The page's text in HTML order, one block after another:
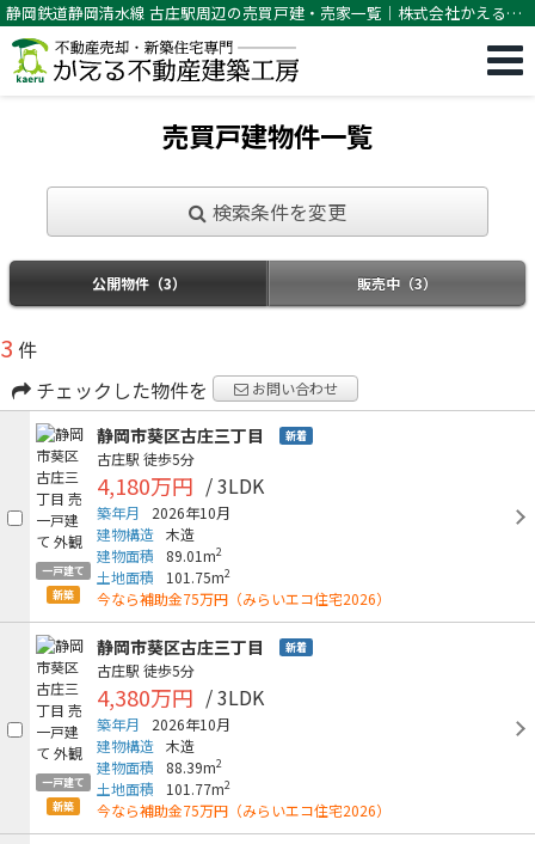
静岡鉄道静岡清水線 古庄駅周辺の売買戸建・売家一覧｜株式会社かえる不
動産建築工房
売買戸建物件一覧
検索条件を変更
公開物件（3） 販売中（3）
3 件
チェックした物件を
お問い合わせ
一戸建て
新築
静岡市葵区古庄三丁目 新着
古庄駅 徒歩5分
4,180万円 / 3LDK
築年月
2026年10月
建物構造 木造
建物面積
89.01m2
土地面積 101.75m2
今なら補助金75万円（みらいエコ住宅2026）
一戸建て
新築
静岡市葵区古庄三丁目 新着
古庄駅 徒歩5分
4,380万円 / 3LDK
築年月
2026年10月
建物構造 木造
建物面積
88.39m2
土地面積 101.77m2
今なら補助金75万円（みらいエコ住宅2026）